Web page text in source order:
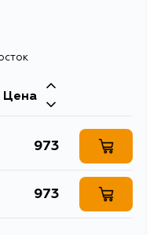
Цена
973
973